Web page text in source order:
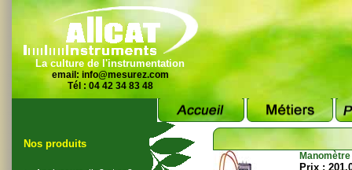
La culture de l'instrumentation
email: info@mesurez.com
Tél : 04 42 34 83 48
Nos produits
Prix :